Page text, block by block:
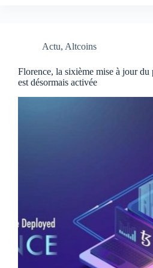
développement
à
l’adoption
de
Actu, Altcoins
Florence, la sixième mise à jour du
est désormais activée